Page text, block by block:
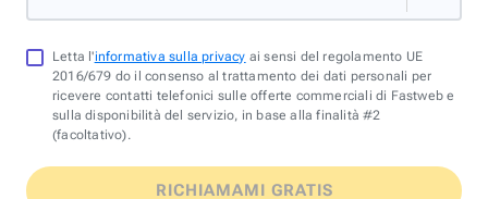
Letta l'informativa sulla privacy ai sensi del regolamento UE
2016/679 do il consenso al trattamento dei dati personali per
ricevere contatti telefonici sulle offerte commerciali di Fastweb e
sulla disponibilità del servizio, in base alla finalità #2
(facoltativo).
RICHIAMAMI GRATIS